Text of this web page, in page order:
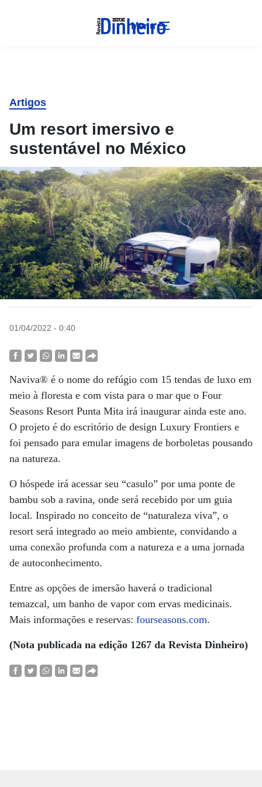
Menu
Artigos
Um resort imersivo e
sustentável no México
01/04/2022 - 0:40
Naviva® é o nome do refúgio com 15 tendas de luxo em
meio à floresta e com vista para o mar que o Four
Seasons Resort Punta Mita irá inaugurar ainda este ano.
O projeto é do escritório de design Luxury Frontiers e
foi pensado para emular imagens de borboletas pousando
na natureza.
O hóspede irá acessar seu “casulo” por uma ponte de
bambu sob a ravina, onde será recebido por um guia
local. Inspirado no conceito de “naturaleza viva”, o
resort será integrado ao meio ambiente, convidando a
uma conexão profunda com a natureza e a uma jornada
de autoconhecimento.
Entre as opções de imersão haverá o tradicional
temazcal, um banho de vapor com ervas medicinais.
Mais informações e reservas: fourseasons.com.
(Nota publicada na edição 1267 da Revista Dinheiro)